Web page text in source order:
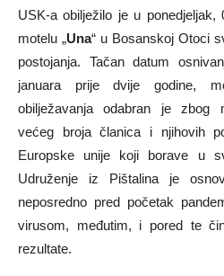
USK-a obilježilo je u ponedjeljak,
motelu „Una“ u Bosanskoj Otoci
postojanja. Tačan datum
januara prije dvije godine,
obilježavanja odabran je zbog
većeg broja članica i njihovih
Europske unije koji borave u
Udruženje iz Pištalina je
neposredno pred početak
virusom, međutim, i pored te
rezultate.